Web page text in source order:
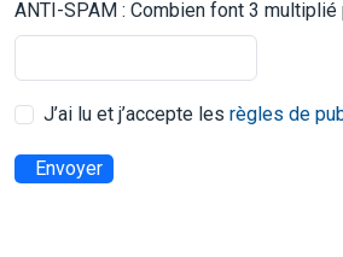
ANTI-SPAM : Combien font 3 multiplié
J’ai lu et j’accepte les règles de
Envoyer